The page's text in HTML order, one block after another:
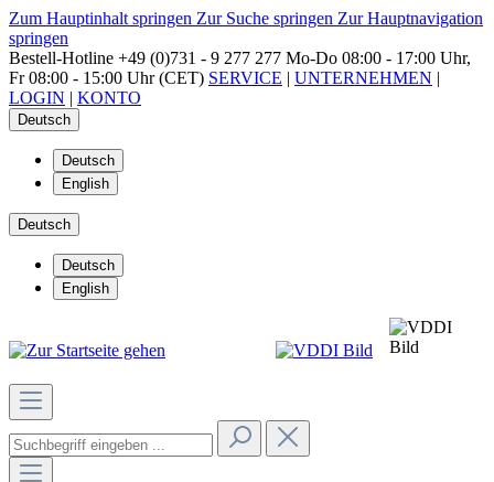
Zum Hauptinhalt springen Zur Suche springen Zur Hauptnavigation
springen
Bestell-Hotline +49 (0)731 - 9 277 277 Mo-Do 08:00 - 17:00 Uhr,
Fr 08:00 - 15:00 Uhr (CET) SERVICE | UNTERNEHMEN |
LOGIN | KONTO
Deutsch
Deutsch
English
Deutsch
Deutsch
English